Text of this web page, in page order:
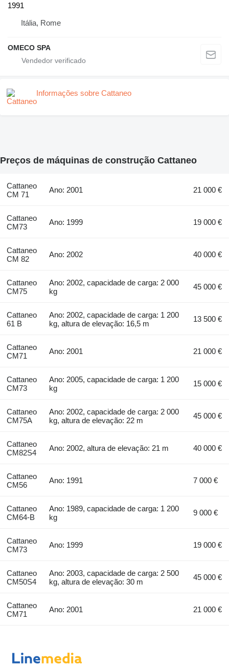
1991
Itália, Rome
OMECO SPA
Informações sobre Cattaneo
Preços de máquinas de construção Cattaneo
Cattaneo
CM 71
Ano: 2001 21 000 €
Cattaneo
CM73
Ano: 1999 19 000 €
Cattaneo
CM 82
Ano: 2002 40 000 €
Cattaneo
CM75
Ano: 2002, capacidade de carga: 2 000
kg
45 000 €
Cattaneo
61 B
Ano: 2002, capacidade de carga: 1 200
kg, altura de elevação: 16,5 m
13 500 €
Cattaneo
CM71
Ano: 2001 21 000 €
Cattaneo
CM73
Ano: 2005, capacidade de carga: 1 200
kg
15 000 €
Cattaneo
CM75A
Ano: 2002, capacidade de carga: 2 000
kg, altura de elevação: 22 m
45 000 €
Cattaneo
CM82S4
Ano: 2002, altura de elevação: 21 m 40 000 €
Cattaneo
CM56
Ano: 1991 7 000 €
Cattaneo
CM64-B
Ano: 1989, capacidade de carga: 1 200
kg
9 000 €
Cattaneo
CM73
Ano: 1999 19 000 €
Cattaneo
CM50S4
Ano: 2003, capacidade de carga: 2 500
kg, altura de elevação: 30 m
45 000 €
Cattaneo
CM71
Ano: 2001 21 000 €